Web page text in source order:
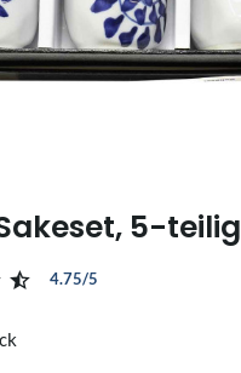
5-teilig
4.75/5